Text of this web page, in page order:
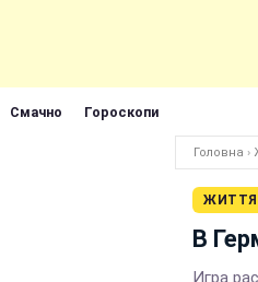
Смачно Гороскопи
Головна ›
ЖИТТЯ
В
Игра